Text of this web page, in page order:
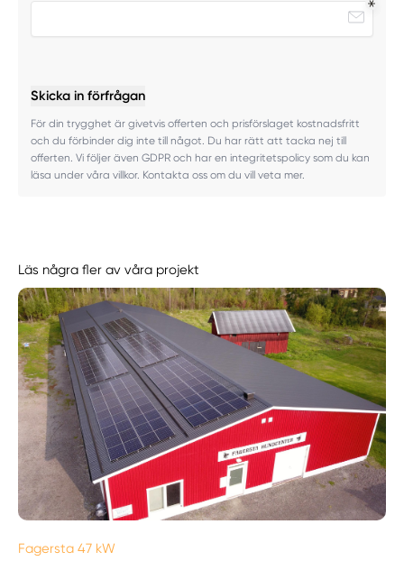
Skicka in förfrågan
För din trygghet är givetvis offerten och prisförslaget kostnadsfritt
och du förbinder dig inte till något. Du har rätt att tacka nej till
offerten. Vi följer även GDPR och har en integritetspolicy som du kan
läsa under våra villkor. Kontakta oss om du vill veta mer.
Läs några fler av våra projekt
Fagersta 47 kW